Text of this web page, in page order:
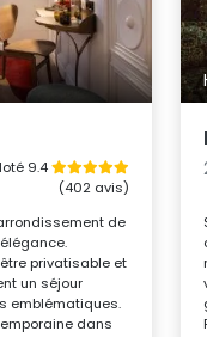
9.4
(402 avis)
de
privatisable et
un séjour
emblématiques.
dans